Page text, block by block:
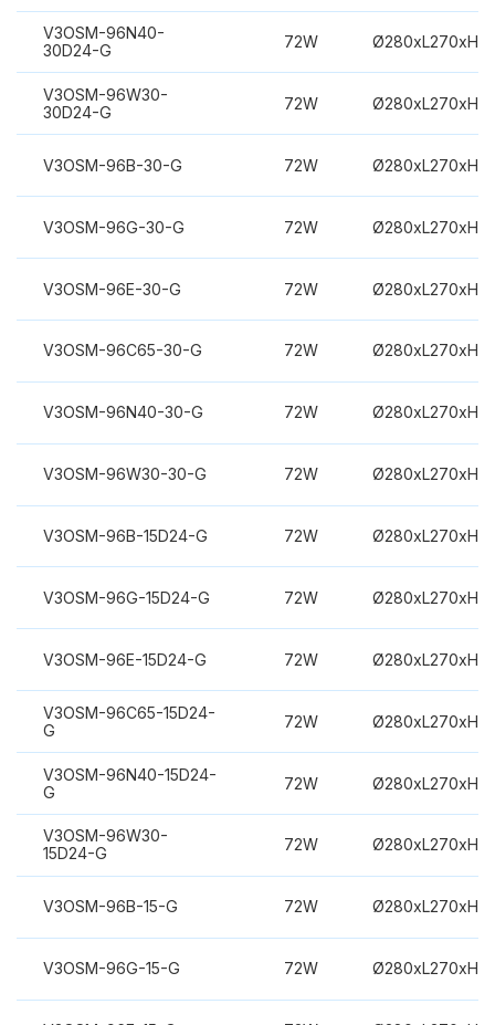
V3OSM-96N40-
30D24-G
72W
V3OSM-96W30-
30D24-G
72W
V3OSM-96B-30-G 72W
V3OSM-96G-30-G 72W
V3OSM-96E-30-G 72W
V3OSM-96C65-30-G 72W
V3OSM-96N40-30-G 72W
V3OSM-96W30-30-G 72W
V3OSM-96B-15D24-G 72W
V3OSM-96G-15D24-G 72W
V3OSM-96E-15D24-G 72W
V3OSM-96C65-15D24-
G
72W
V3OSM-96N40-15D24-
G
72W
V3OSM-96W30-
15D24-G
72W
V3OSM-96B-15-G 72W
V3OSM-96G-15-G 72W